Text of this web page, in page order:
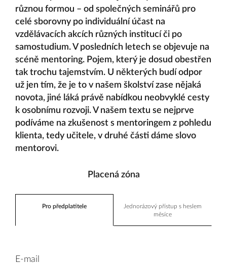
různou formou – od společných seminářů pro
celé sborovny po individuální účast na
vzdělávacích akcích různých institucí či po
samostudium. V posledních letech se objevuje na
scéně mentoring. Pojem, který je dosud obestřen
tak trochu tajemstvím. U některých budí odpor
už jen tím, že je to v našem školství zase nějaká
novota, jiné láká právě nabídkou neobvyklé cesty
k osobnímu rozvoji. V našem textu se nejprve
podíváme na zkušenost s mentoringem z pohledu
klienta, tedy učitele, v druhé části dáme slovo
mentorovi.
Placená zóna
Pro předplatitele
Jednorázový přístup s heslem
měsíce
E-mail